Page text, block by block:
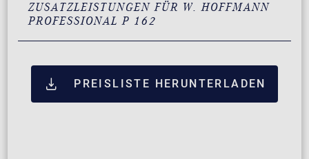
ZUSATZLEISTUNGEN FÜR W. HOFFMANN
PROFESSIONAL P 162
PREISLISTE HERUNTERLADEN